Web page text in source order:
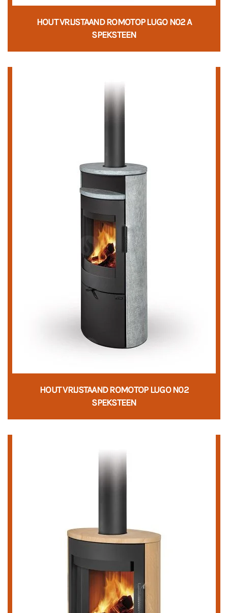
HOUT VRIJSTAAND ROMOTOP LUGO N02 A
SPEKSTEEN
HOUT VRIJSTAAND ROMOTOP LUGO N02
SPEKSTEEN